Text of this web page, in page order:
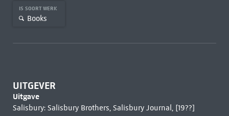
IS SOORT WERK
Books
UITGEVER
Uitgave
Salisbury: Salisbury Brothers, Salisbury Journal, [19??]